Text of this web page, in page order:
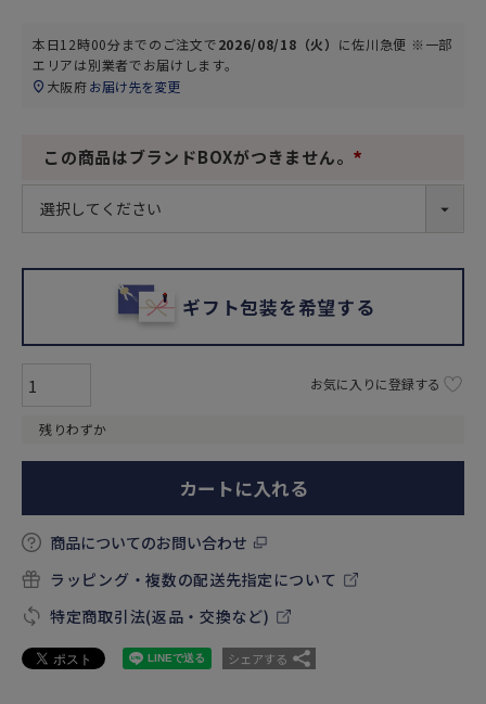
本日12時00分までのご注文で2026/08/18（火） に佐川急便 ※一部
エリアは別業者でお届けします。
大阪府お届け先を変更
この商品はブランドBOXがつきません。
ギフト包装を希望する
残りわずか
お気に入りに登録する
カートに入れる
商品についてのお問い合わせ
ラッピング・複数の配送先指定について
特定商取引法(返品・交換など)
シェアする